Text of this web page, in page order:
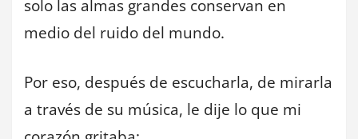
solo las almas grandes conservan en
medio del ruido del mundo.
Por eso, después de escucharla, de mirarla
a través de su música, le dije lo que mi